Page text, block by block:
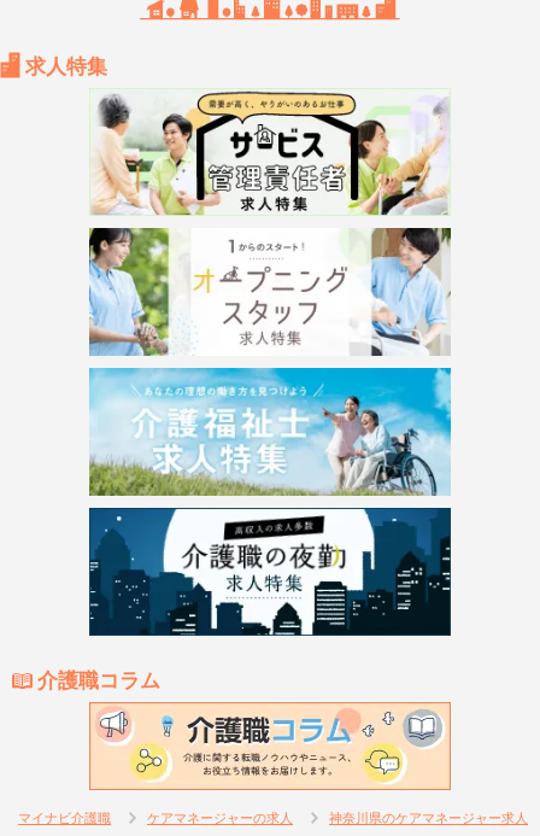
求人特集
介護職コラム
マイナビ介護職 ケアマネージャーの求人 神奈川県のケアマネージャー求人